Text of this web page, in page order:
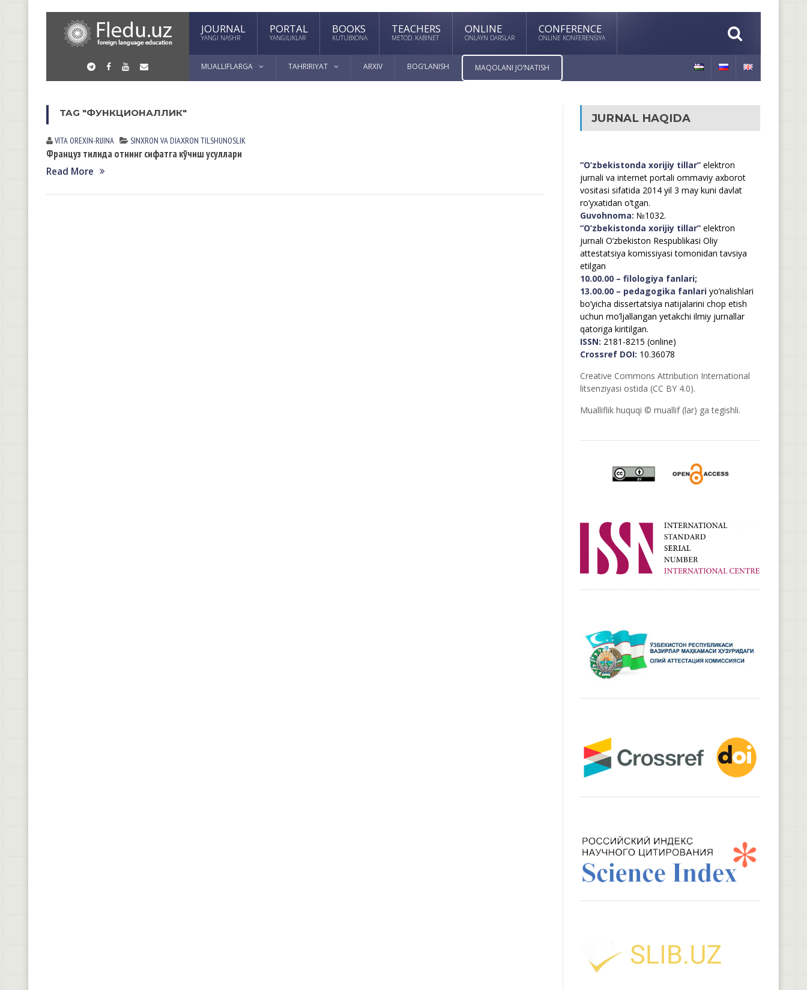
JOURNAL
YANGI NASHR
PORTAL
YANGILIKLAR
BOOKS
KUTUBXONA
TEACHERS
METOD. KABINET
ONLINE
ONLAYN DARSLAR
CONFERENCE
ONLINE KONFERENSIYA
MUALLIFLARGA TAHRIRIYAT ARXIV BOG’LANISH MAQOLANI JO’NATISH
TAG "ФУНКЦИОНАЛЛИК"
VITA OREXIN-RIJINА SINXRON VА DIАXRON TILSHUNOSLIK
Француз тилида отнинг сифатга кўчиш усуллари
Read More
JURNAL HAQIDA
“O’zbekistonda xorijiy tillar”elektron
jurnali va internet portali ommaviy axborot
vositasi sifatida 2014 yil 3 may kuni davlat
ro’yxatidan o’tgan.
Guvohnoma: №1032.
“O’zbekistonda xorijiy tillar”elektron
jurnali O’zbekiston Respublikasi Oliy
attestatsiya komissiyasi tomonidan tavsiya
etilgan
10.00.00 – filologiya fanlari;
13.00.00 – pedagogika fanlariyo’nalishlari
bo’yicha dissertatsiya natijalarini chop etish
uchun mo’ljallangan yetakchi ilmiy jurnallar
qatoriga kiritilgan.
ISSN: 2181-8215 (online)
Crossref DOI: 10.36078
Creative Commons Attribution International
litsenziyasi ostida (CC BY 4.0).
Mualliflik huquqi © muallif (lar) ga tegishli.